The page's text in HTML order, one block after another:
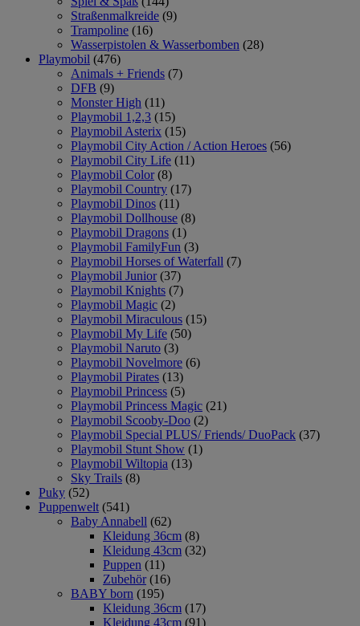
Straßenmalkreide (9)
Trampoline (16)
Wasserpistolen & Wasserbomben (28)
Playmobil (476)
Animals + Friends (7)
DFB (9)
Monster High (11)
Playmobil 1,2,3 (15)
Playmobil Asterix (15)
Playmobil City Action / Action Heroes (56)
Playmobil City Life (11)
Playmobil Color (8)
Playmobil Country (17)
Playmobil Dinos (11)
Playmobil Dollhouse (8)
Playmobil Dragons (1)
Playmobil FamilyFun (3)
Playmobil Horses of Waterfall (7)
Playmobil Junior (37)
Playmobil Knights (7)
Playmobil Magic (2)
Playmobil Miraculous (15)
Playmobil My Life (50)
Playmobil Naruto (3)
Playmobil Novelmore (6)
Playmobil Pirates (13)
Playmobil Princess (5)
Playmobil Princess Magic (21)
Playmobil Scooby-Doo (2)
Playmobil Special PLUS/ Friends/ DuoPack (37)
Playmobil Stunt Show (1)
Playmobil Wiltopia (13)
Sky Trails (8)
Puky (52)
Puppenwelt (541)
Baby Annabell (62)
Kleidung 36cm (8)
Kleidung 43cm (32)
Puppen (11)
Zubehör (16)
BABY born (195)
Kleidung 36cm (17)
Kleidung 43cm (91)